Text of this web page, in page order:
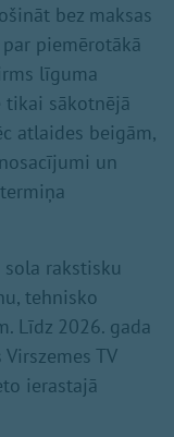
bez maksas
piemērotākā
līguma
tikai sākotnējā
atlaides beigām,
un
rakstisku
tehnisko
Līdz 2026. gada
TV
ierastajā